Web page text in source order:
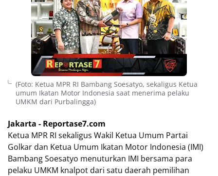
(Foto: Ketua MPR RI Bambang Soesatyo, sekaligus Ketua
umum Ikatan Motor Indonesia saat menerima pelaku
UMKM dari Purbalingga)
Jakarta - Reportase7.com
Ketua MPR RI sekaligus Wakil Ketua Umum Partai
Golkar dan Ketua Umum Ikatan Motor Indonesia (IMI)
Bambang Soesatyo menuturkan IMI bersama para
pelaku UMKM knalpot dari satu daerah pemilihan